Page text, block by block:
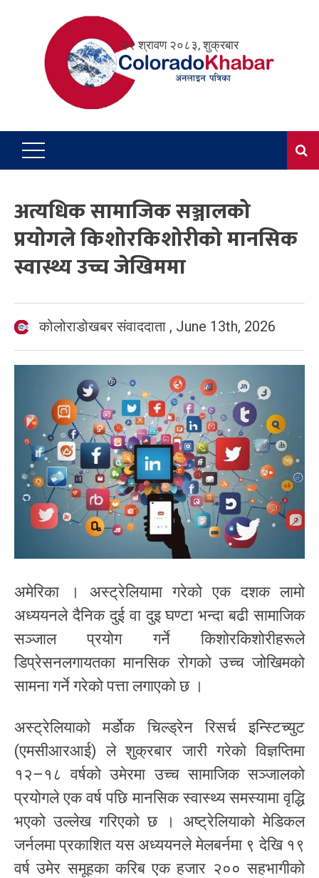
२२ श्रावण २०८३, शुक्रबार
अत्यधिक सामाजिक सञ्जालको
प्रयोगले किशोरकिशोरीको मानसिक
स्वास्थ्य उच्च जेखिममा
कोलोराडोखबर संवाददाता , June 13th, 2026
अमेरिका । अस्ट्रेलियामा गरेको एक दशक लामो
अध्ययनले दैनिक दुई वा दुइ घण्टा भन्दा बढी सामाजिक
सञ्जाल प्रयोग गर्ने किशोरकिशोरीहरूले
डिप्रेसनलगायतका मानसिक रोगको उच्च जोखिमको
सामना गर्ने गरेको पत्ता लगाएको छ ।
अस्ट्रेलियाको मर्डोक चिल्ड्रेन रिसर्च इन्स्टिच्युट
(एमसीआरआई) ले शुक्रबार जारी गरेको विज्ञप्तिमा
१२–१८ वर्षको उमेरमा उच्च सामाजिक सञ्जालको
प्रयोगले एक वर्ष पछि मानसिक स्वास्थ्य समस्यामा वृद्धि
भएको उल्लेख गरिएको छ । अष्ट्रेलियाको मेडिकल
जर्नलमा प्रकाशित यस अध्ययनले मेलबर्नमा ९ देखि १९
वर्ष उमेर समूहका करिब एक हजार २०० सहभागीको